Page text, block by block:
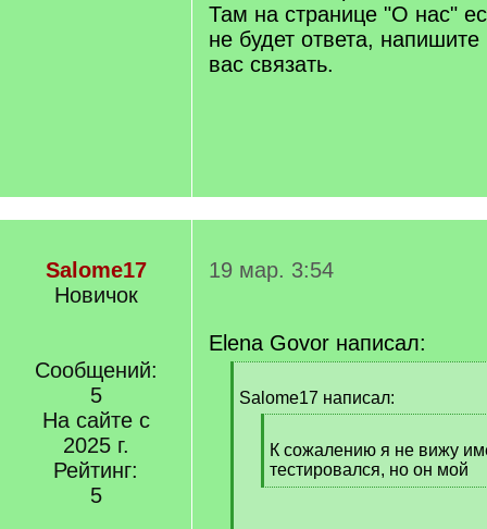
Там на странице "О нас"
не будет ответа,
вас связать.
Salome17
Новичок
Сообщений:
5
На сайте с
2025 г.
Рейтинг:
5
19 мар. 3:54
Elena Govor написал:
q
Salome17 написал:
q
]
К сожалению я не вижу
тестировался, но он мой
[